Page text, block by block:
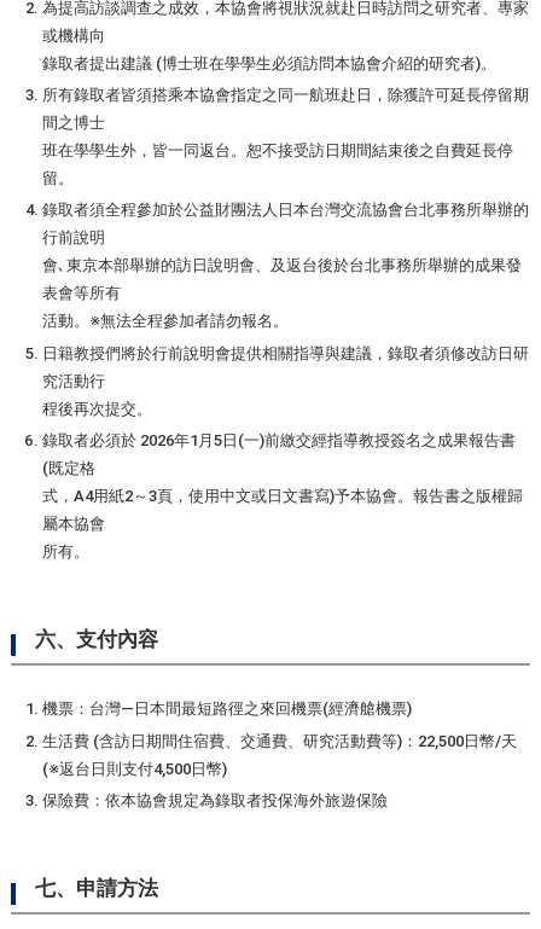
為提高訪談調查之成效，本協會將視狀況就赴日時訪問之研究者、專家
或機構向
錄取者提出建議 (博士班在學學生必須訪問本協會介紹的研究者)。
所有錄取者皆須搭乘本協會指定之同一航班赴日，除獲許可延長停留期
間之博士
班在學學生外，皆一同返台。恕不接受訪日期間結束後之自費延長停
留。
錄取者須全程參加於公益財團法人日本台灣交流協會台北事務所舉辦的
行前說明
會､東京本部舉辦的訪日說明會、及返台後於台北事務所舉辦的成果發
表會等所有
活動。※無法全程參加者請勿報名。
日籍教授們將於行前說明會提供相關指導與建議，錄取者須修改訪日研
究活動行
程後再次提交。
錄取者必須於 2026年1月5日(一)前繳交經指導教授簽名之成果報告書
(既定格
式，A4用紙2～3頁，使用中文或日文書寫)予本協會。報告書之版權歸
屬本協會
所有。
六、支付內容
機票：台灣—日本間最短路徑之來回機票(經濟艙機票)
生活費 (含訪日期間住宿費、交通費、研究活動費等)：22,500日幣/天
(※返台日則支付4,500日幣)
保險費：依本協會規定為錄取者投保海外旅遊保險
七、申請方法